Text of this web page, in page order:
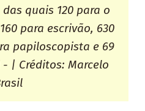
quais 120 para o
para escrivão, 630
papiloscopista e 69
| Créditos: Marcelo